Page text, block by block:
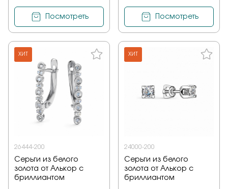
Посмотреть Посмотреть
ХИТ
26444-200
Серьги из белого
золота от Алькор с
бриллиантом
ХИТ
24000-200
Серьги из белого
золота от Алькор с
бриллиантом